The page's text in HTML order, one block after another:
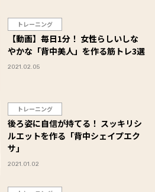
トレーニング
【動画】毎日1分！ 女性らしいしな
やかな「背中美人」を作る筋トレ3選
2021.02.05
トレーニング
後ろ姿に自信が持てる！ スッキリシ
ルエットを作る「背中シェイプエク
サ」
2021.01.02